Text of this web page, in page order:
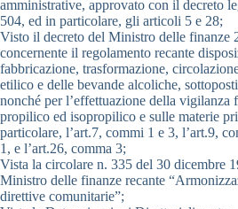
amministrative, approvato con il decreto
504, ed in particolare, gli articoli 5 e 28;
Visto il decreto del Ministro delle finanze
concernente il regolamento recante
fabbricazione, trasformazione,
etilico e delle bevande alcoliche,
nonché per l’effettuazione della
propilico ed isopropilico e sulle materie
particolare, l’art.7, commi 1 e 3, l’art.9,
1, e l’art.26, comma 3;
Vista la circolare n. 335 del 30 dicembre
Ministro delle finanze recante
direttive comunitarie”;